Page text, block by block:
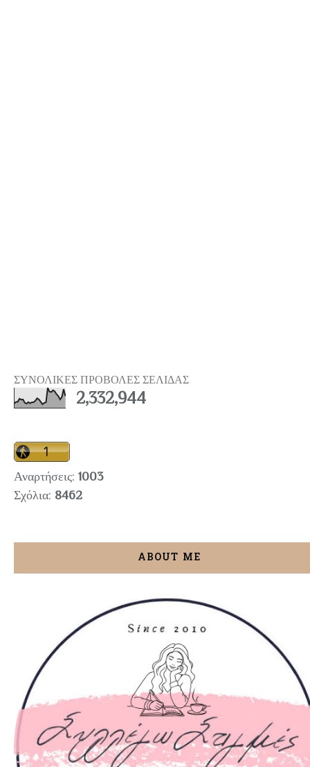
ΣΥΝΟΛΙΚΕΣ ΠΡΟΒΟΛΕΣ ΣΕΛΙΔΑΣ
2,332,944
Αναρτήσεις: 1003
Σχόλια: 8462
ABOUT ME